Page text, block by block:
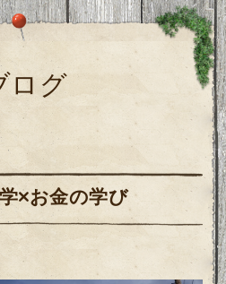
グ
×お金の学び